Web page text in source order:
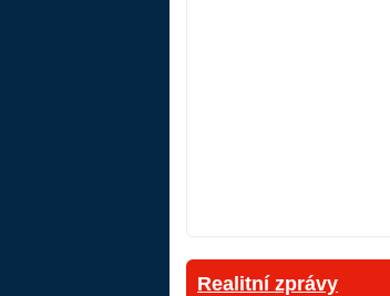
Realitní zprávy